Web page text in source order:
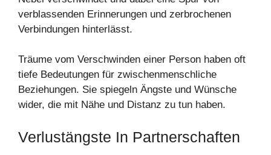
Träume vom Verschwinden einer Person haben oft
tiefe Bedeutungen für zwischenmenschliche
Beziehungen. Sie spiegeln Ängste und Wünsche
wider, die mit Nähe und Distanz zu tun haben.
Verlustängste In Partnerschaften